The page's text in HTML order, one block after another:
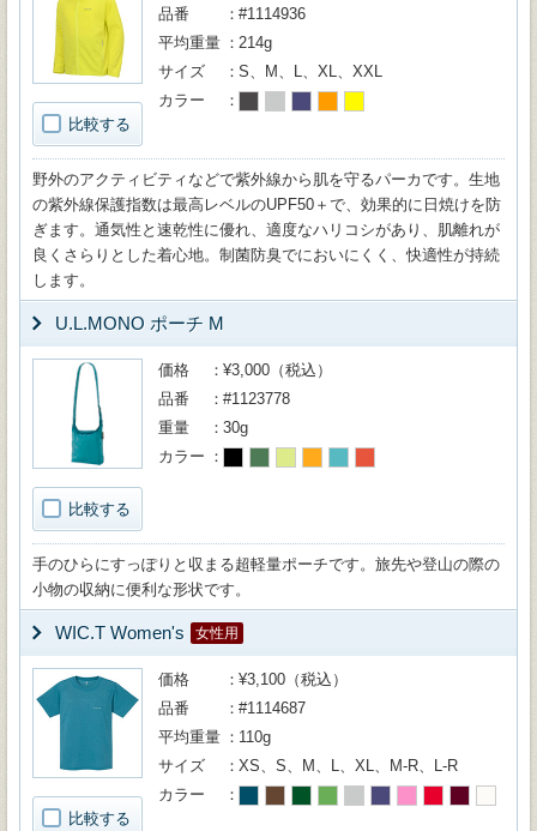
比較する
品番
#1114936
平均重量
214g
サイズ
S、M、L、XL、XXL
カラー
野外のアクティビティなどで紫外線から肌を守るパーカです。生地
の紫外線保護指数は最高レベルのUPF50＋で、効果的に日焼けを防
ぎます。通気性と速乾性に優れ、適度なハリコシがあり、肌離れが
良くさらりとした着心地。制菌防臭でにおいにくく、快適性が持続
します。
U.L.MONO ポーチ M
比較する
価格
¥3,000（税込）
品番
#1123778
重量
30g
カラー
手のひらにすっぽりと収まる超軽量ポーチです。旅先や登山の際の
小物の収納に便利な形状です。
WIC.T Women's 女性用
比較する
価格
¥3,100（税込）
品番
#1114687
平均重量
110g
サイズ
XS、S、M、L、XL、M-R、L-R
カラー